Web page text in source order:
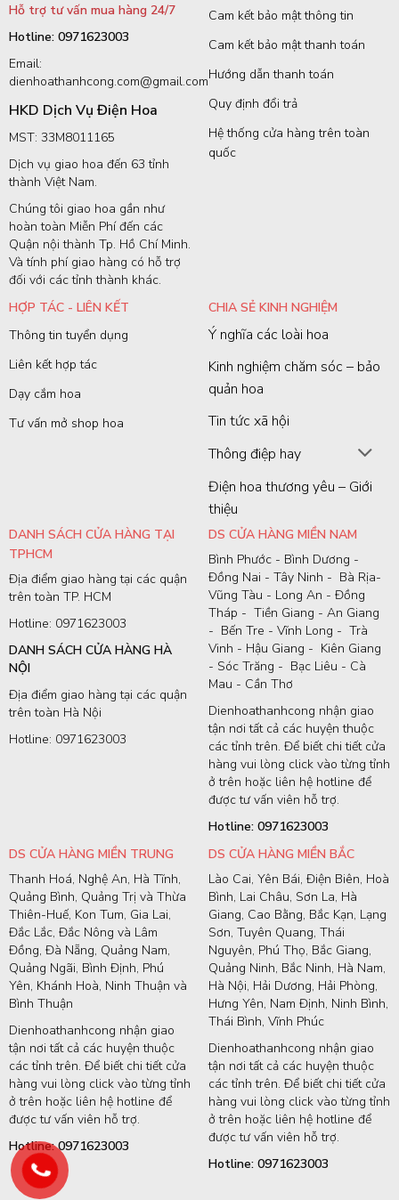
Hỗ trợ tư vấn mua hàng 24/7
Hotline: 0971623003
Email:
dienhoathanhcong.com@gmail.com
HKD Dịch Vụ Điện Hoa
MST: 33M8011165
Dịch vụ giao hoa đến 63 tỉnh
thành Việt Nam.
Chúng tôi giao hoa gần như
hoàn toàn Miễn Phí đến các
Quận nội thành Tp. Hồ Chí Minh.
Và tính phí giao hàng có hỗ trợ
đối với các tỉnh thành khác.
Cam kết bảo mật thông tin
Cam kết bảo mật thanh toán
Hướng dẫn thanh toán
Quy định đổi trả
Hệ thống cửa hàng trên toàn
quốc
HỢP TÁC - LIÊN KẾT
Thông tin tuyển dụng
Liên kết hợp tác
Dạy cắm hoa
Tư vấn mở shop hoa
CHIA SẺ KINH NGHIỆM
Ý nghĩa các loài hoa
Kinh nghiệm chăm sóc – bảo
quản hoa
Tin tức xã hội
Thông điệp hay
Điện hoa thương yêu – Giới
thiệu
DANH SÁCH CỬA HÀNG TẠI
TPHCM
Địa điểm giao hàng tại các quận
trên toàn TP. HCM
Hotline: 0971623003
DANH SÁCH CỬA HÀNG HÀ
NỘI
Địa điểm giao hàng tại các quận
trên toàn Hà Nội
Hotline: 0971623003
DS CỬA HÀNG MIỀN NAM
Bình Phước - Bình Dương -
Đồng Nai - Tây Ninh - Bà Rịa-
Vũng Tàu - Long An - Đồng
Tháp - Tiền Giang - An Giang
- Bến Tre - Vĩnh Long - Trà
Vinh - Hậu Giang - Kiên Giang
- Sóc Trăng - Bạc Liêu - Cà
Mau - Cần Thơ
Dienhoathanhcong nhận giao
tận nơi tất cả các huyện thuộc
các tỉnh trên. Để biết chi tiết cửa
hàng vui lòng click vào từng tỉnh
ở trên hoặc liên hệ hotline để
được tư vấn viên hỗ trợ.
Hotline: 0971623003
DS CỬA HÀNG MIỀN TRUNG
Thanh Hoá, Nghệ An, Hà Tĩnh,
Quảng Bình, Quảng Trị và Thừa
Thiên-Huế, Kon Tum, Gia Lai,
Đắc Lắc, Đắc Nông và Lâm
Đồng, Đà Nẵng, Quảng Nam,
Quảng Ngãi, Bình Định, Phú
Yên, Khánh Hoà, Ninh Thuận và
Bình Thuận
Dienhoathanhcong nhận giao
tận nơi tất cả các huyện thuộc
các tỉnh trên. Để biết chi tiết cửa
hàng vui lòng click vào từng tỉnh
ở trên hoặc liên hệ hotline để
được tư vấn viên hỗ trợ.
Hotline: 0971623003
DS CỬA HÀNG MIỀN BẮC
Lào Cai, Yên Bái, Điện Biên, Hoà
Bình, Lai Châu, Sơn La, Hà
Giang, Cao Bằng, Bắc Kạn, Lạng
Sơn, Tuyên Quang, Thái
Nguyên, Phú Thọ, Bắc Giang,
Quảng Ninh, Bắc Ninh, Hà Nam,
Hà Nội, Hải Dương, Hải Phòng,
Hưng Yên, Nam Định, Ninh Bình,
Thái Bình, Vĩnh Phúc
Dienhoathanhcong nhận giao
tận nơi tất cả các huyện thuộc
các tỉnh trên. Để biết chi tiết cửa
hàng vui lòng click vào từng tỉnh
ở trên hoặc liên hệ hotline để
được tư vấn viên hỗ trợ.
Hotline: 0971623003